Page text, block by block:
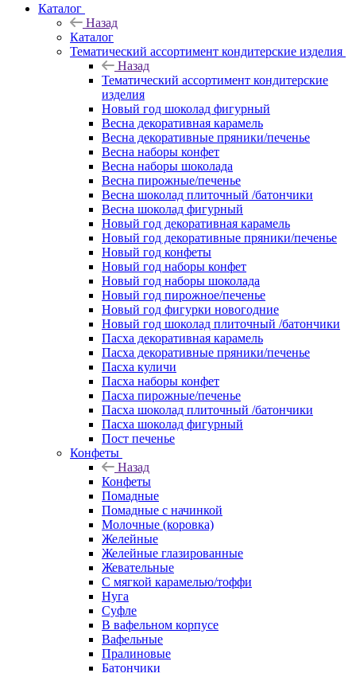
Каталог
Назад
Каталог
Тематический ассортимент кондитерские изделия
Назад
Тематический ассортимент кондитерские
изделия
Новый год шоколад фигурный
Весна декоративная карамель
Весна декоративные пряники/печенье
Весна наборы конфет
Весна наборы шоколада
Весна пирожные/печенье
Весна шоколад плиточный /батончики
Весна шоколад фигурный
Новый год декоративная карамель
Новый год декоративные пряники/печенье
Новый год конфеты
Новый год наборы конфет
Новый год наборы шоколада
Новый год пирожное/печенье
Новый год фигурки новогодние
Новый год шоколад плиточный /батончики
Пасха декоративная карамель
Пасха декоративные пряники/печенье
Пасха куличи
Пасха наборы конфет
Пасха пирожные/печенье
Пасха шоколад плиточный /батончики
Пасха шоколад фигурный
Пост печенье
Конфеты
Назад
Конфеты
Помадные
Помадные с начинкой
Молочные (коровка)
Желейные
Желейные глазированные
Жевательные
С мягкой карамелью/тоффи
Нуга
Суфле
В вафельном корпусе
Вафельные
Пралиновые
Батончики